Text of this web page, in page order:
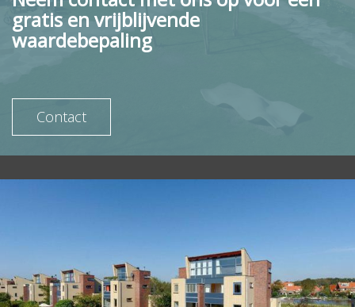
gratis en vrijblijvende
waardebepaling
Contact